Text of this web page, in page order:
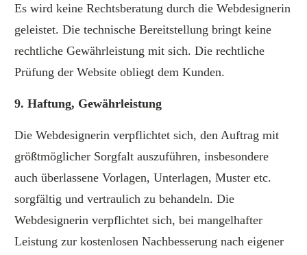
Es wird keine Rechtsberatung durch die Webdesignerin
geleistet. Die technische Bereitstellung bringt keine
rechtliche Gewährleistung mit sich. Die rechtliche
Prüfung der Website obliegt dem Kunden.
9. Haftung, Gewährleistung
Die Webdesignerin verpflichtet sich, den Auftrag mit
größtmöglicher Sorgfalt auszuführen, insbesondere
auch überlassene Vorlagen, Unterlagen, Muster etc.
sorgfältig und vertraulich zu behandeln. Die
Webdesignerin verpflichtet sich, bei mangelhafter
Leistung zur kostenlosen Nachbesserung nach eigener